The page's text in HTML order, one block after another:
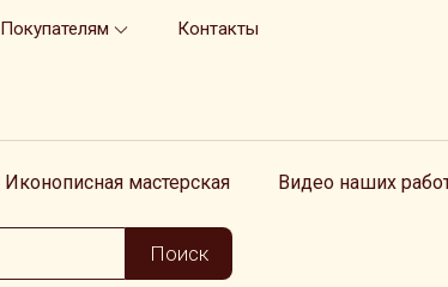
Контакты
Видео наших
Иконописная мастерская
Покупателям
Поиск